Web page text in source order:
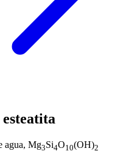
agua, Mg3Si4O10(OH)2